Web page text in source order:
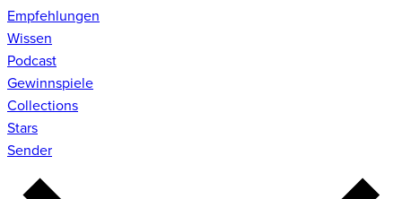
Empfehlungen
Wissen
Podcast
Gewinnspiele
Collections
Stars
Sender